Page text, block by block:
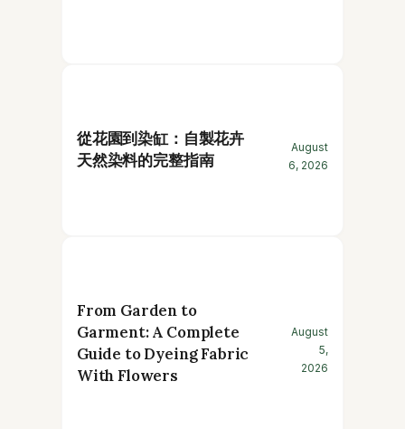
從花園到染缸：自製花卉
天然染料的完整指南
August
6, 2026
From Garden to
Garment: A Complete
Guide to Dyeing Fabric
With Flowers
August
5,
2026